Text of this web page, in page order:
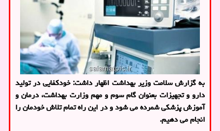
به گزارش سلامت وزیر بهداشت اظهار داشت: خودکفایی در تولید
دارو و تجهیزات بعنوان گام سوم و مهم وزارت بهداشت، درمان و
آموزش پزشکی شمرده می شود و در این راه تمام تلاش خودمان را
انجام می دهیم.